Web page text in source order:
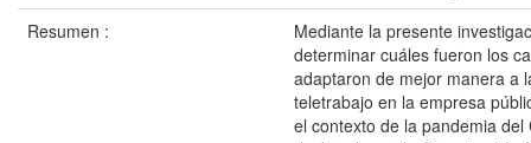
Resumen :
Mediante la presente
determinar cuáles fueron los
adaptaron de mejor manera a
teletrabajo en la empresa
el contexto de la pandemia del